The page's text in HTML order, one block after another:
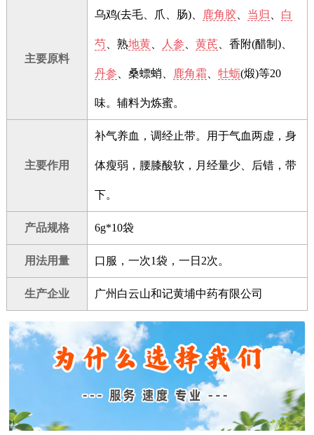
主要原料
乌鸡(去毛、爪、肠)、 鹿角胶、 当归 白
芍、熟地黄、 人参 黄芪、香附(醋制)、
丹参 、桑螵蛸、 鹿角霜 牡蛎(煅)等20
味。辅料为炼蜜。
主要作用
补气养血，调经止带。用于气血两虚，身
体瘦弱，腰膝酸软，月经量少、后错，带
下。
产品规格 6g*10袋
用法用量 口服，一次1袋，一日2次。
生产企业 广州白云山和记黄埔中药有限公司